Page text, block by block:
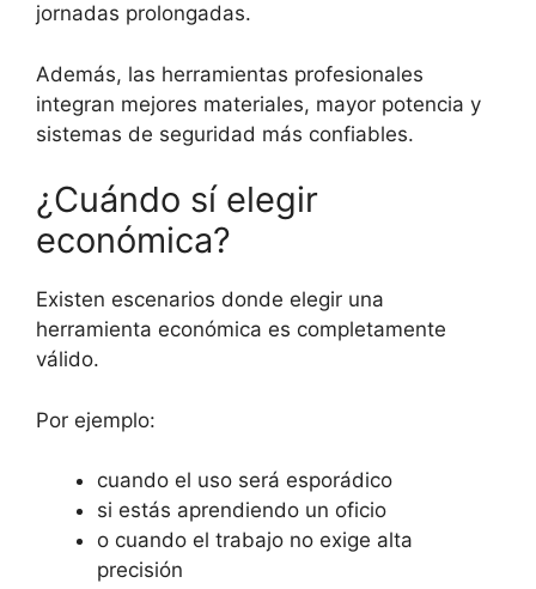
jornadas prolongadas.
Además, las herramientas profesionales
integran mejores materiales, mayor potencia y
sistemas de seguridad más confiables.
¿Cuándo sí elegir
económica?
Existen escenarios donde elegir una
herramienta económica es completamente
válido.
Por ejemplo:
cuando el uso será esporádico
si estás aprendiendo un oficio
o cuando el trabajo no exige alta
precisión